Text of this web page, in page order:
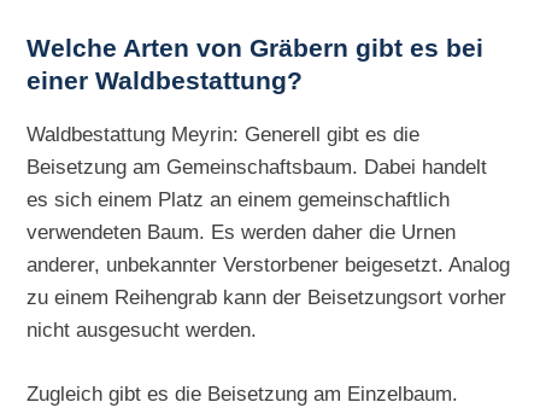
Welche Arten von Gräbern gibt es bei
einer Waldbestattung?
Waldbestattung Meyrin: Generell gibt es die
Beisetzung am Gemeinschaftsbaum. Dabei handelt
es sich einem Platz an einem gemeinschaftlich
verwendeten Baum. Es werden daher die Urnen
anderer, unbekannter Verstorbener beigesetzt. Analog
zu einem Reihengrab kann der Beisetzungsort vorher
nicht ausgesucht werden.
Zugleich gibt es die Beisetzung am Einzelbaum.